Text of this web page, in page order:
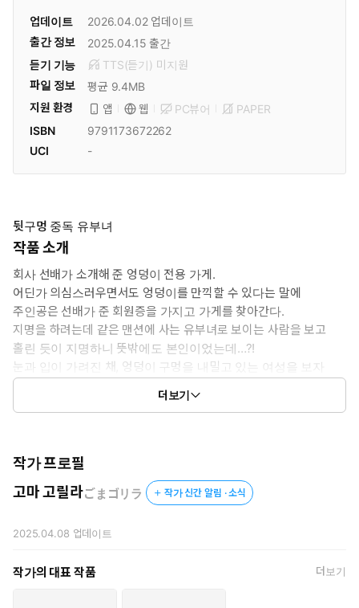
업데이트 2026.04.02업데이트
출간 정보
2025.04.15 출간
듣기 기능
TTS(듣기) 미 지원
파일 정보
평균 9.4MB
지원 환경
앱 웹 PC뷰어
PAPER
ISBN
9791173672262
UCI
-
뒷구멍 중독 유부녀
작품 소개
회사 선배가 소개해 준 엉덩이 전용 가게.
어딘가 의심스러우면서도 엉덩이를 만끽할 수 있다는 말에
주인공은 선배가 준 회원증을 가지고 가게를 찾아간다.
지명을 하려는데 같은 맨션에 사는 유부녀로 보이는 사람을 보고
홀린 듯이 지명하니 뜻밖에도 본인이었는데…?!
눈과 입이 가려진 채, 엉덩이 구멍을 내밀고 있는 여성을 보자
흥분은 억제할 수 없고… 눈앞의 구멍을 마음껏 희롱하기 시작한
더보기
작가 프로필
고마 고릴라ごまゴリラ 작가 신간 알림 · 소식
2025.04.08 업데이트
작가의 대표 작품 더보기